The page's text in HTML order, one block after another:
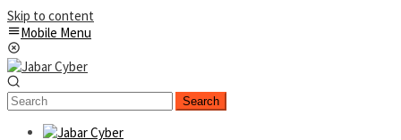
Skip to content
Mobile Menu
Search